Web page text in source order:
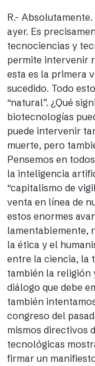
R.-
ayer. Es
tecnociencias y
permite intervenir
esta es la primera
sucedido. Todo
“natural”. ¿Qué
biotecnologías
puede intervenir
muerte, pero
Pensemos en
la inteligencia
“capitalismo de
venta en línea de
estos enormes
lamentablemente,
la ética y el
entre la ciencia, la
también la religión
diálogo que debe
también
congreso del
mismos directivos
tecnológicas
firmar un